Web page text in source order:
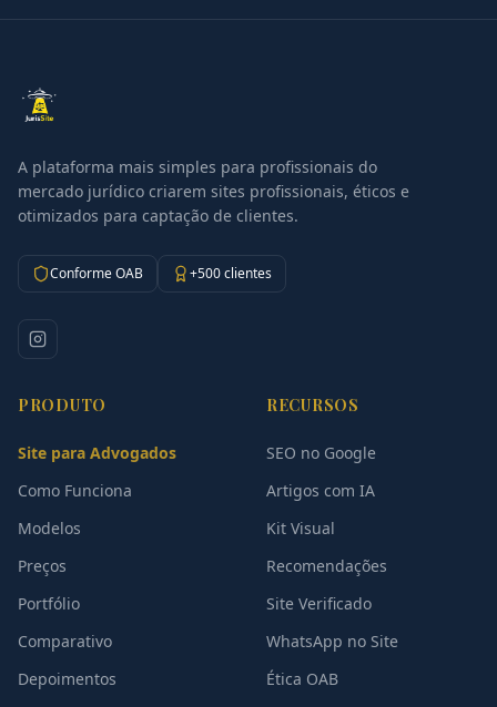
A plataforma mais simples para profissionais do
mercado jurídico criarem sites profissionais, éticos e
otimizados para captação de clientes.
Conforme OAB +500 clientes
PRODUTO
Site para Advogados
Como Funciona
Modelos
Preços
Portfólio
Comparativo
Depoimentos
RECURSOS
SEO no Google
Artigos com IA
Kit Visual
Recomendações
Site Verificado
WhatsApp no Site
Ética OAB